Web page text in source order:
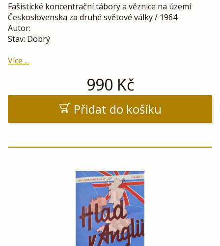
Fašistické koncentrační tábory a věznice na území
Československa za druhé světové války / 1964
Autor:
Stav: Dobrý
Více ...
990 Kč
Přidat do košíku